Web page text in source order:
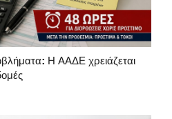
Η ΑΑΔΕ χρειάζεται